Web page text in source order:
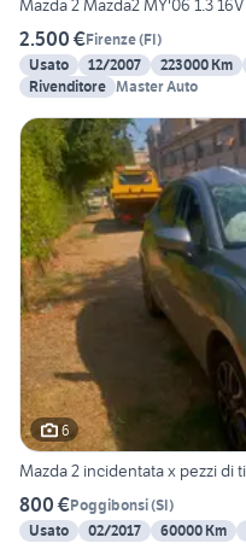
Mazda 2 Mazda2 MY'06 1.3
2.500 €Firenze(FI)
Usato
12/2007 223000 Km
Rivenditore Master Auto
6
Mazda 2 incidentata x pezzi di
800 €Poggibonsi(SI)
Usato
02/2017 60000 Km